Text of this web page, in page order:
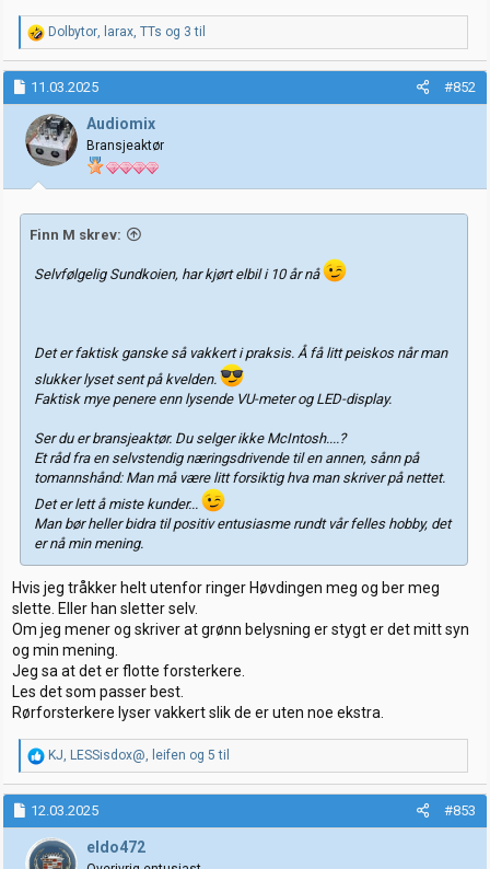
R
e
a
k
j
o
n
e
r
Dolbytor larax TTs og 3 til
11.03.2025 #852
Audiomix
Bransjeaktør
Finn M skrev:
Selvfølgelig Sundkoien, har kjørt elbil i 10 år nå
Det er faktisk ganske så vakkert i praksis. Å få litt peiskos når man
slukker lyset sent på kvelden.
Faktisk mye penere enn lysende VU-meter og LED-display.
Ser du er bransjeaktør. Du selger ikke McIntosh....?
Et råd fra en selvstendig næringsdrivende til en annen, sånn på
tomannshånd: Man må være litt forsiktig hva man skriver på nettet.
Det er lett å miste kunder...
Man bør heller bidra til positiv entusiasme rundt vår felles hobby, det
er nå min mening.
Hvis jeg tråkker helt utenfor ringer Høvdingen meg og ber meg
slette. Eller han sletter selv.
Om jeg mener og skriver at grønn belysning er stygt er det mitt syn
og min mening.
Jeg sa at det er flotte forsterkere.
Les det som passer best.
Rørforsterkere lyser vakkert slik de er uten noe ekstra.
R
e
a
k
j
o
KJ LESSisdox@ leifen og 5 til
12.03.2025 #853
eldo472